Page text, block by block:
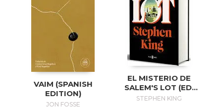
VAIM (SPANISH
EDITION)
JON FOSSE
EL MISTERIO DE
SALEM'S LOT (ED.
50 ANIVERSARIO) /
STEPHEN KING